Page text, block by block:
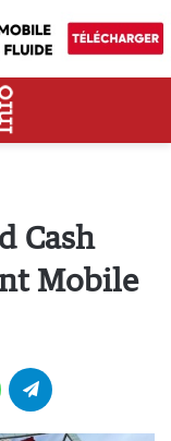
Cash
Mobile